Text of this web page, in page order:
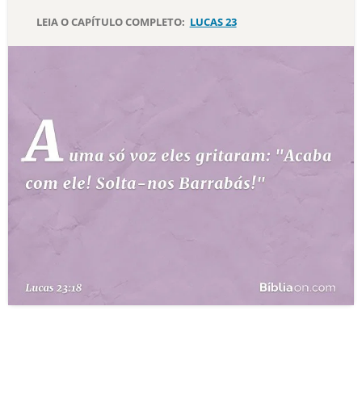
10 MANDAMENTOS
ESTUDOS BÍBLICOS
ESBOÇOS DE PREGAÇÃO
PERGUNTE À BÍBLIA
LEIA O CAPÍTULO COMPLETO: LUCAS 23